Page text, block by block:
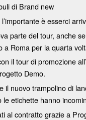
di Brand new
è esserci
parte del tour, anche
a Roma per la quarta
il tour di promozione
Demo.
il nuovo trampolino di
etichette hanno
al contratto grazie a